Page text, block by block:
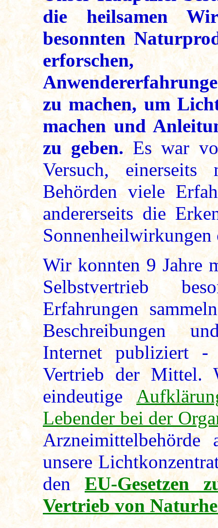
die heilsamen
besonnten
erforschen,
zu machen, um
machen und
zu geben.Es war
Versuch, einerseits
Behörden viele
andererseits die
Wir konnten 9 Jahre
Selbstvertrieb
Erfahrungen
Beschreibungen
Internet publiziert
Vertrieb der Mittel.
eindeutige
Lebender bei der
unsere
denEU-Gesetzen
Vertrieb von